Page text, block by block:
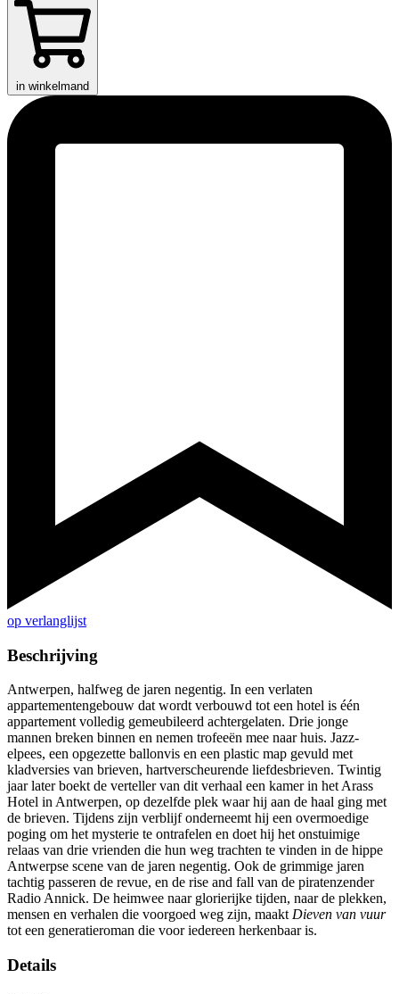
in winkelmand
op verlanglijst
Beschrijving
Antwerpen, halfweg de jaren negentig. In een verlaten
appartementengebouw dat wordt verbouwd tot een hotel is één
appartement volledig gemeubileerd achtergelaten. Drie jonge
mannen breken binnen en nemen trofeeën mee naar huis. Jazz-
elpees, een opgezette ballonvis en een plastic map gevuld met
kladversies van brieven, hartverscheurende liefdesbrieven. Twintig
jaar later boekt de verteller van dit verhaal een kamer in het Arass
Hotel in Antwerpen, op dezelfde plek waar hij aan de haal ging met
de brieven. Tijdens zijn verblijf onderneemt hij een overmoedige
poging om het mysterie te ontrafelen en doet hij het onstuimige
relaas van drie vrienden die hun weg trachten te vinden in de hippe
Antwerpse scene van de jaren negentig. Ook de grimmige jaren
tachtig passeren de revue, en de rise and fall van de piratenzender
Radio Annick. De heimwee naar glorierijke tijden, naar de plekken,
mensen en verhalen die voorgoed weg zijn, maaktDieven van vuur
tot een generatieroman die voor iedereen herkenbaar is.
Details